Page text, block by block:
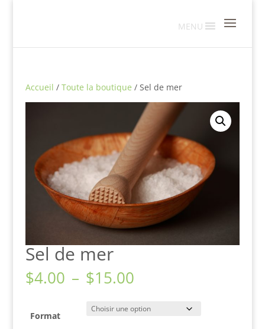
MENU
Accueil / Toute la boutique / Sel de mer
Sel de mer
$4.00 – $15.00Plage
prix :
$4.00
Format